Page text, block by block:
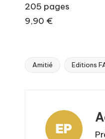
205 pages
9,90 €
Tags:
Amitié Editions